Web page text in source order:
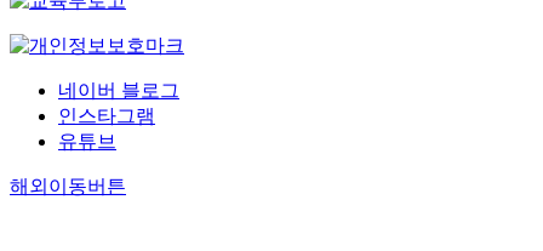
네이버 블로그
인스타그램
유튜브
해외이동버튼